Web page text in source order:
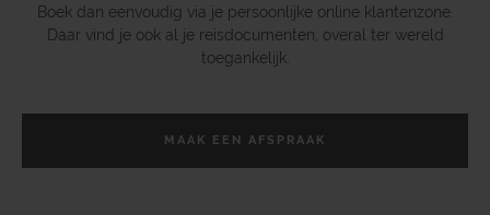
Boek dan eenvoudig via je persoonlijke online klantenzone.
Daar vind je ook al je reisdocumenten, overal ter wereld
toegankelijk.
MAAK EEN AFSPRAAK